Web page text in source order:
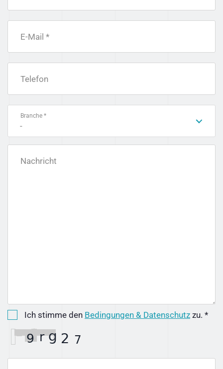
E-Mail *
Telefon
Branche *
-
Nachricht
Ich stimme den Bedingungen & Datenschutz zu. *